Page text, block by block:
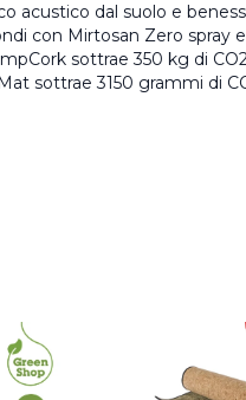
acustico dal suolo e
con Mirtosan Zero spray
sottrae 350 kg di
sottrae 3150 grammi di